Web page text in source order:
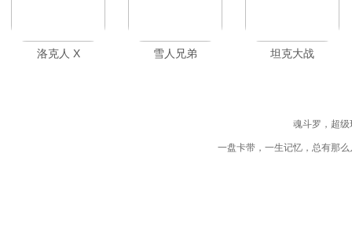
洛克人 X 雪人兄弟 坦克大战
魂斗罗，超
一盘卡带，一生记忆，总有那